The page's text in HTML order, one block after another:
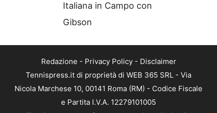
Italiana in Campo con
Gibson
Redazione - Privacy Policy- Disclaimer
Tennispress.it di proprietà di WEB 365 SRL - Via
Nicola Marchese 10, 00141 Roma (RM) - Codice Fiscale
e Partita I.V.A. 12279101005